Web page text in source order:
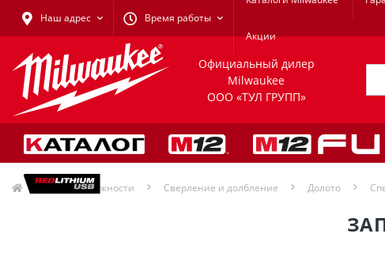
Наш адрес Время работы
Акции
Официальный дилер
Milwaukee
ООО «ТУЛ ГРУПП»
Принадлежности Сверление и долбление Долото